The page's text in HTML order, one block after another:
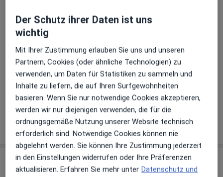
Dr. med. Jürgen Doderer
Urologe, Androloge, Medikamentöse Tumortherapie
81 Bewertungen
Alfred-Bozi-Str. 19, Bielefeld•Zu Google Maps
Praxis Dr.med Jürgen Doderer Facharzt für Urologie
Terminanfrage senden
Der Schutz ihrer Daten ist uns
wichtig
Mit Ihrer Zustimmung erlauben Sie uns und unseren
Partnern, Cookies (oder ähnliche Technologien) zu
verwenden, um Daten für Statistiken zu sammeln und
Inhalte zu liefern, die auf Ihren Surfgewohnheiten
basieren. Wenn Sie nur notwendige Cookies akzeptieren,
werden wir nur diejenigen verwenden, die für die
ordnungsgemäße Nutzung unserer Website technisch
erforderlich sind. Notwendige Cookies können nie
abgelehnt werden. Sie können Ihre Zustimmung jederzeit
in den Einstellungen widerrufen oder Ihre Präferenzen
aktualisieren. Erfahren Sie mehr unter Datenschutz und